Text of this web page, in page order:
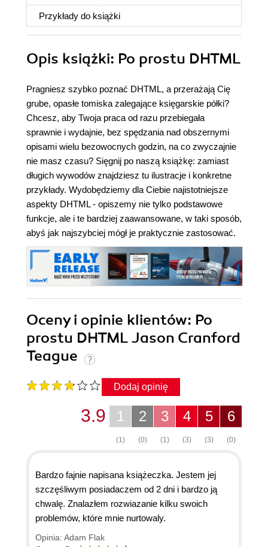
Przykłady do książki
Opis książki: Po prostu DHTML
Pragniesz szybko poznać DHTML, a przerażają Cię
grube, opasłe tomiska zalegające księgarskie półki?
Chcesz, aby Twoja praca od razu przebiegała
sprawnie i wydajnie, bez spędzania nad obszernymi
opisami wielu bezowocnych godzin, na co zwyczajnie
nie masz czasu? Sięgnij po naszą książkę: zamiast
długich wywodów znajdziesz tu ilustracje i konkretne
przykłady. Wydobędziemy dla Ciebie najistotniejsze
aspekty DHTML - opiszemy nie tylko podstawowe
funkcje, ale i te bardziej zaawansowane, w taki sposób,
abyś jak najszybciej mógł je praktycznie zastosować.
Oceny i opinie klientów: Po
prostu DHTML Jason Cranford
Teague
Dodaj opinię
6
(0)
5
(3)
4
(3)
3
(1)
2
(0)
1
(1)
3.9
Bardzo fajnie napisana książeczka. Jestem jej
szczęśliwym posiadaczem od 2 dni i bardzo ją
chwalę. Znalazłem rozwiazanie kilku swoich
problemów, które mnie nurtowaly.
Opinia: Adam Flak